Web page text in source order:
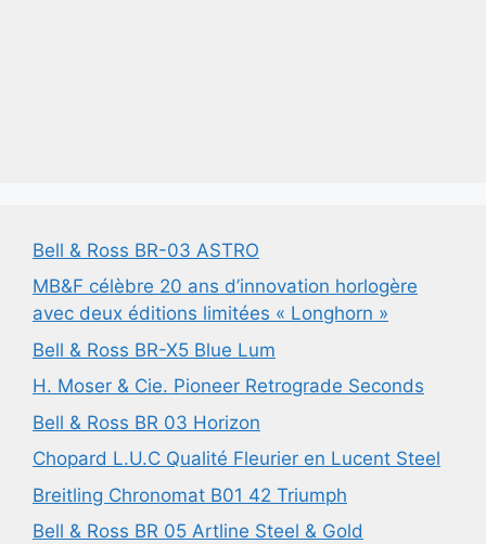
Bell & Ross BR-03 ASTRO
MB&F célèbre 20 ans d’innovation horlogère
avec deux éditions limitées « Longhorn »
Bell & Ross BR-X5 Blue Lum
H. Moser & Cie. Pioneer Retrograde Seconds
Bell & Ross BR 03 Horizon
Chopard L.U.C Qualité Fleurier en Lucent Steel
Breitling Chronomat B01 42 Triumph
Bell & Ross BR 05 Artline Steel & Gold